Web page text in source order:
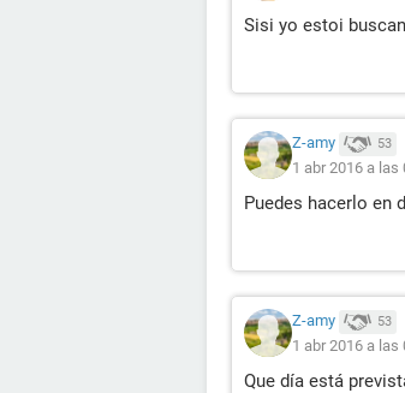
Sisi yo estoi
Z-amy 53
1 abr 2016 a las
Puedes hacerlo en
Z-amy 53
1 abr 2016 a las
Que día está